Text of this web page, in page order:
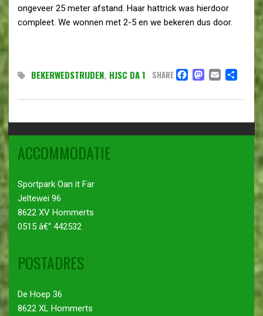
ongeveer 25 meter afstand. Haar hattrick was hierdoor
compleet. We wonnen met 2-5 en we bekeren dus door.
BEKERWEDSTRIJDEN, HJSC DA 1 SHARE
ACCOMMODATIE
Sportpark Oan it Far
Jeltewei 96
8622 XV Hommerts
0515 â€“ 442532
POSTADRES
De Hoep 36
8622 XL Hommerts